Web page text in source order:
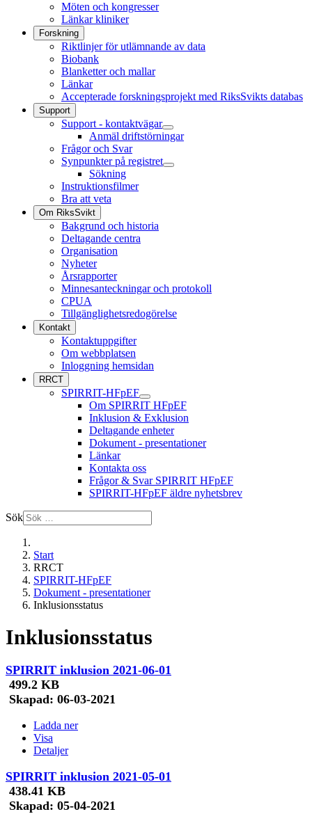
Möten och kongresser
Länkar kliniker
Forskning
Riktlinjer för utlämnande av data
Biobank
Blanketter och mallar
Länkar
Accepterade forskningsprojekt med RiksSvikts databas
Support
Support - kontaktvägar
Anmäl driftstörningar
Frågor och Svar
Synpunkter på registret
Sökning
Instruktionsfilmer
Bra att veta
Om RiksSvikt
Bakgrund och historia
Deltagande centra
Organisation
Nyheter
Årsrapporter
Minnesanteckningar och protokoll
CPUA
Tillgänglighetsredogörelse
Kontakt
Kontaktuppgifter
Om webbplatsen
Inloggning hemsidan
RRCT
SPIRRIT-HFpEF
Om SPIRRIT HFpEF
Inklusion & Exklusion
Deltagande enheter
Dokument - presentationer
Länkar
Kontakta oss
Frågor & Svar SPIRRIT HFpEF
SPIRRIT-HFpEF äldre nyhetsbrev
Sök
Start
RRCT
SPIRRIT-HFpEF
Dokument - presentationer
Inklusionsstatus
Inklusionsstatus
SPIRRIT inklusion 2021-06-01
499.2 KB
Skapad: 06-03-2021
Ladda ner
Visa
Detaljer
SPIRRIT inklusion 2021-05-01
438.41 KB
Skapad: 05-04-2021